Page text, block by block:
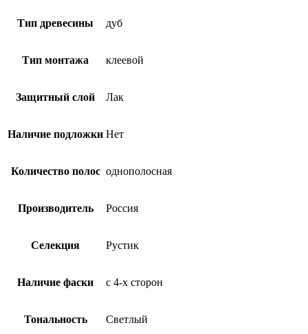
Тип древесины дуб
Тип монтажа клеевой
Защитный слой Лак
Наличие подложки Нет
Количество полос однополосная
Производитель Россия
Селекция Рустик
Наличие фаски с 4-х сторон
Тональность Светлый